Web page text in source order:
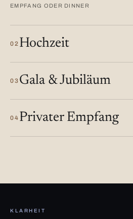
EMPFANG ODER DINNER
02 Hochzeit
03 Gala & Jubiläum
04 Privater Empfang
KLARHEIT